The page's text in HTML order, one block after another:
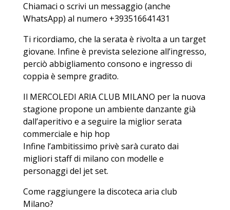
Chiamaci o scrivi un messaggio (anche
WhatsApp) al numero +393516641431
Ti ricordiamo, che la serata è rivolta a un target
giovane. Infine è prevista selezione all’ingresso,
perciò abbigliamento consono e ingresso di
coppia è sempre gradito.
Il MERCOLEDI ARIA CLUB MILANO per la nuova
stagione propone un ambiente danzante già
dall’aperitivo e a seguire la miglior serata
commerciale e hip hop
Infine l’ambitissimo privè sarà curato dai
migliori staff di milano con modelle e
personaggi del jet set.
Come raggiungere la discoteca aria club
Milano?